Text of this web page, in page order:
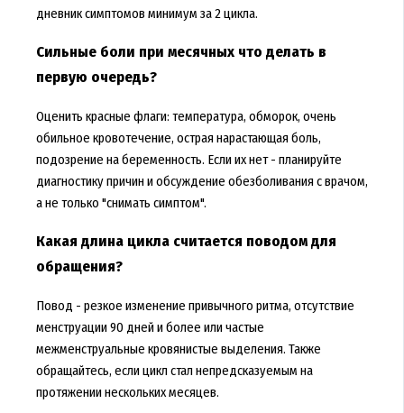
дневник симптомов минимум за 2 цикла.
Сильные боли при месячных что делать в
первую очередь?
Оценить красные флаги: температура, обморок, очень
обильное кровотечение, острая нарастающая боль,
подозрение на беременность. Если их нет - планируйте
диагностику причин и обсуждение обезболивания с врачом,
а не только "снимать симптом".
Какая длина цикла считается поводом для
обращения?
Повод - резкое изменение привычного ритма, отсутствие
менструации 90 дней и более или частые
межменструальные кровянистые выделения. Также
обращайтесь, если цикл стал непредсказуемым на
протяжении нескольких месяцев.